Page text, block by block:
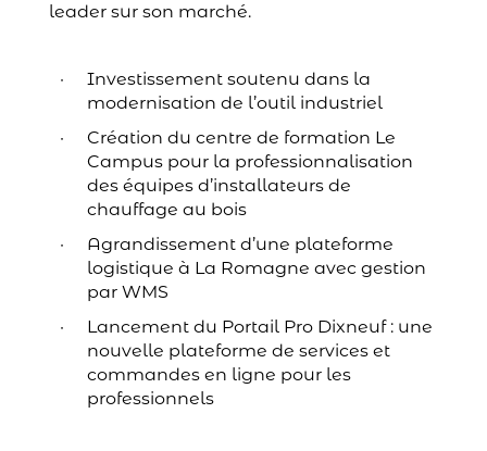
leader sur son marché.
Investissement soutenu dans la
modernisation de l’outil industriel
Création du centre de formation Le
Campus pour la professionnalisation
des équipes d’installateurs de
chauffage au bois
Agrandissement d’une plateforme
logistique à La Romagne avec gestion
par WMS
Lancement du Portail Pro Dixneuf : une
nouvelle plateforme de services et
commandes en ligne pour les
professionnels